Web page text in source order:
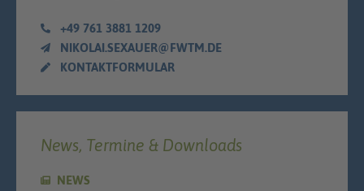
+49 761 3881 1209
NIKOLAI.SEXAUER@FWTM.DE
KONTAKTFORMULAR
News, Termine & Downloads
NEWS